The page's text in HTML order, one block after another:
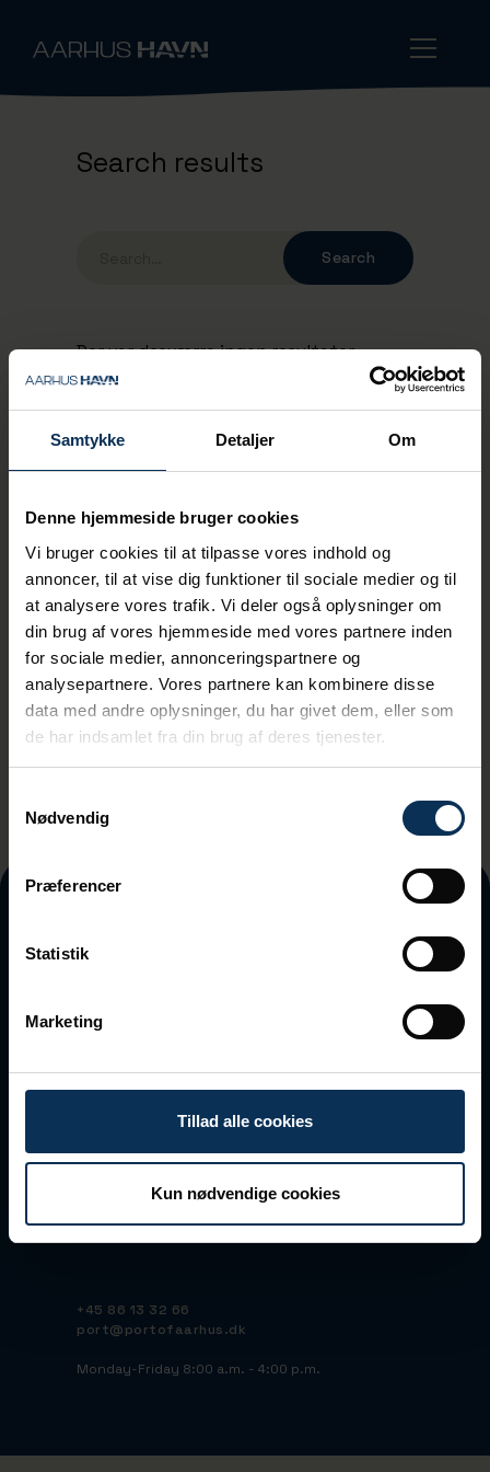
Samtykke Detaljer Om
Denne hjemmeside bruger cookies
Vi bruger cookies til at tilpasse vores indhold og
annoncer, til at vise dig funktioner til sociale medier og til
at analysere vores trafik. Vi deler også oplysninger om
din brug af vores hjemmeside med vores partnere inden
for sociale medier, annonceringspartnere og
analysepartnere. Vores partnere kan kombinere disse
data med andre oplysninger, du har givet dem, eller som
de har indsamlet fra din brug af deres tjenester.
Nødvendig
Præferencer
Statistik
Marketing
Tillad alle cookies
Kun nødvendige cookies
Search results
Der var desværre ingen resultater.
Sign up for our newsletter
Ved tilmeding accepterer du vores
Vandvejen 7
EAN No 5790000423668
+45 86 13 32 66
port@portofaarhus.dk
Monday-Friday 8:00 a.m. - 4:00 p.m.